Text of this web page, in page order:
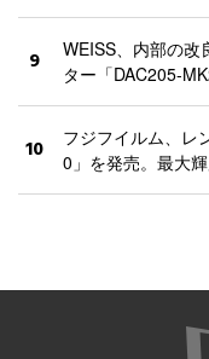
9
WEISS、内部の改
ター「DAC205-
10
フジフイルム、レ
0」を発売。最大